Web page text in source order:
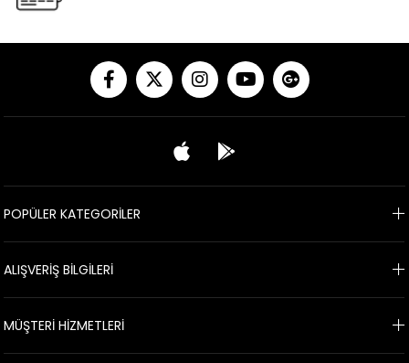
POPÜLER KATEGORİLER
ALIŞVERİŞ BİLGİLERİ
MÜŞTERİ HİZMETLERİ